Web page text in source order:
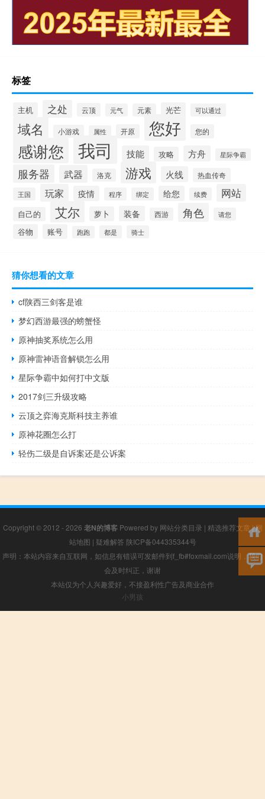
标签
主机 之处 云顶 元气 元素 光芒 可以通过
域名 小游戏 属性 开原 您好 您的
感谢您 我司 技能 攻略 方舟 星际争霸
服务器 武器 洛克 游戏 火线 热血传奇
王国 玩家 疫情 程序 绑定 给您 续费 网站
自己的 艾尔 萝卜 装备 西游 角色 请您
谷物 账号 跑跑 都是 骑士
猜你想看的文章
cf陕西三剑客是谁
梦幻西游最强的螃蟹怪
原神抽奖系统怎么用
原神雷神语音解锁怎么用
星际争霸中如何打中文版
2017剑三升级攻略
云顶之弈海克斯科技主养谁
原神花圈怎么打
轻伤二级是自诉案还是公诉案
Copyright © 2012 - 2026 老N的博客Powered by 网站分类目录 | 精选推荐文章|网
站地图 | 疑难解答 陕ICP备044335344号
声明：本站内容来自互联网，如信息有错误可发邮件到f_fb#foxmail.com说明，我们
会及时纠正，谢谢
本站仅为个人兴趣爱好，不接盈利性广告及商业合作
小男孩